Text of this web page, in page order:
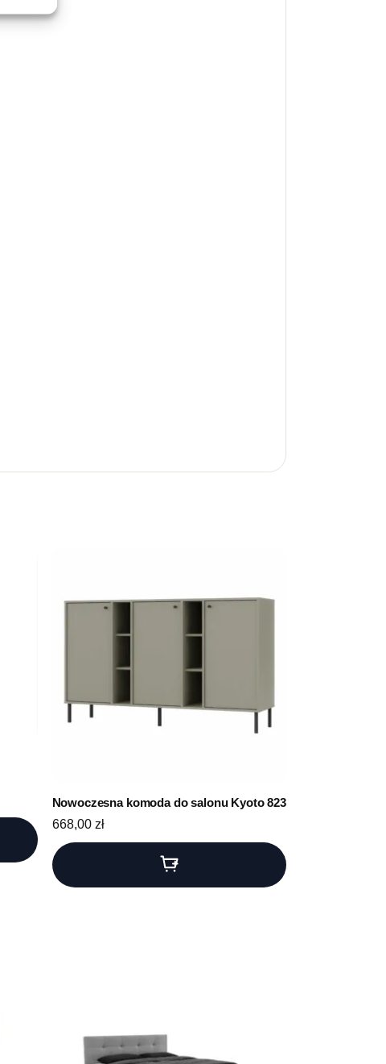
Nowoczesna komoda do salonu Kyoto 823
668,00 zł